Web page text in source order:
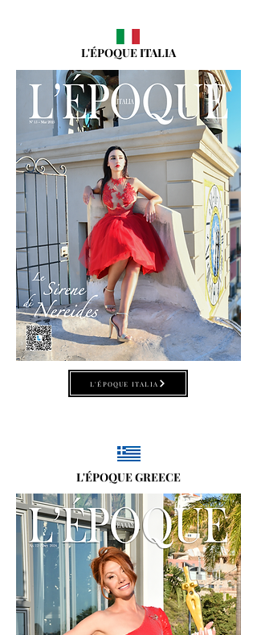
L'ÉPOQUE ITALIA
L'ÉPOQUE ITALIA
L'ÉPOQUE GREECE